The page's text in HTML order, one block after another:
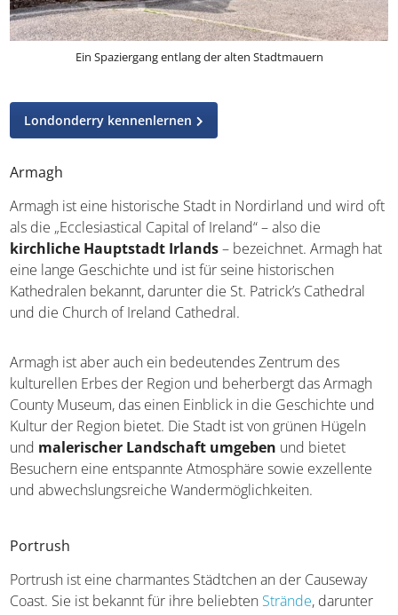
Armagh
Armagh ist eine historische Stadt in Nordirland und wird
oft als die „Ecclesiastical Capital of Ireland“ – also die
kirchliche Hauptstadt Irlands– bezeichnet. Armagh
hat eine lange Geschichte und ist für seine historischen
Kathedralen bekannt, darunter die St. Patrick’s Cathedral
Armagh ist aber auch ein bedeutendes Zentrum des
kulturellen Erbes der Region und beherbergt das Armagh
County Museum, das einen Einblick in die Geschichte
und Kultur der Region bietet. Die Stadt ist von grünen
Hügeln undmalerischer Landschaft umgebenund
bietet Besuchern eine entspannte Atmosphäre sowie
Wandermöglichkeiten.
Portrush